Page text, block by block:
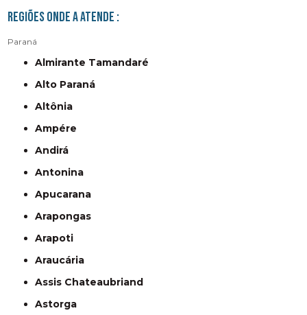
Regiões onde a atende :
Paraná
Almirante Tamandaré
Alto Paraná
Altônia
Ampére
Andirá
Antonina
Apucarana
Arapongas
Arapoti
Araucária
Assis Chateaubriand
Astorga